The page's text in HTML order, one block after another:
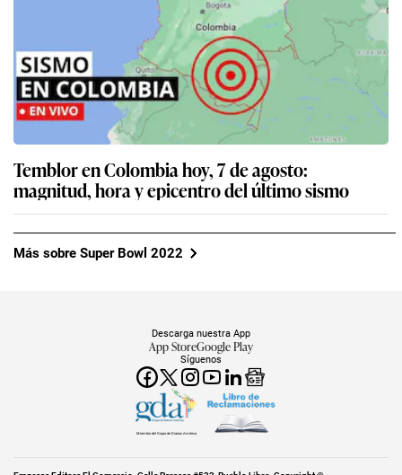
Temblor en Colombia hoy, 7 de agosto:
magnitud, hora y epicentro del último sismo
Más sobre Super Bowl 2022
Síguenos
Descarga nuestra App
App StoreGoogle Play
Miembro del Grupo de Diarios América